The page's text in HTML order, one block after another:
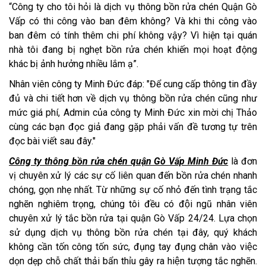
“Công ty cho tôi hỏi là dịch vụ thông bồn rửa chén Quận Gò
Vấp có thi công vào ban đêm không? Và khi thi công vào
ban đêm có tính thêm chi phí không vậy? Vì hiện tại quán
nhà tôi đang bị nghẹt bồn rửa chén khiến mọi hoạt động
khác bị ảnh hưởng nhiều lắm ạ”.
Nhân viên công ty Minh Đức đáp: "Để cung cấp thông tin đầy
đủ và chi tiết hơn về dịch vụ thông bồn rửa chén cũng như
mức giá phí, Admin của công ty Minh Đức xin mời chị Thảo
cùng các bạn đọc giả đang gặp phải vấn đề tương tự trên
đọc bài viết sau đây."
Công ty thông bồn rửa chén quận Gò Vấp Minh Đức là đơn
vị chuyên xử lý các sự cố liên quan đến bồn rửa chén nhanh
chóng, gọn nhẹ nhất. Từ những sự cố nhỏ đến tình trạng tắc
nghẽn nghiêm trọng, chúng tôi đều có đội ngũ nhân viên
chuyên xử lý tắc bồn rửa tại quận Gò Vấp 24/24. Lựa chọn
sử dụng dịch vụ thông bồn rửa chén tại đây, quý khách
không cần tốn công tốn sức, đụng tay đụng chân vào việc
dọn dẹp chỗ chất thải bẩn thỉu gây ra hiện tượng tắc nghẽn.